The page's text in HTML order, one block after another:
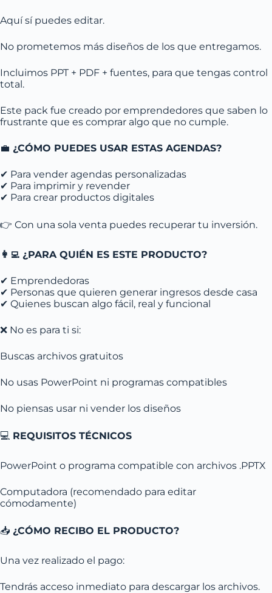
Aquí sí puedes editar.
No prometemos más diseños de los que entregamos.
Incluimos PPT + PDF + fuentes, para que tengas control
total.
Este pack fue creado por emprendedores que saben lo
frustrante que es comprar algo que no cumple.
💼 ¿CÓMO PUEDES USAR ESTAS AGENDAS?
✔ Para vender agendas personalizadas
✔ Para imprimir y revender
✔ Para crear productos digitales
👉 Con una sola venta puedes recuperar tu inversión.
👩‍💻 ¿PARA QUIÉN ES ESTE PRODUCTO?
✔ Emprendedoras
✔ Personas que quieren generar ingresos desde casa
✔ Quienes buscan algo fácil, real y funcional
❌ No es para ti si:
Buscas archivos gratuitos
No usas PowerPoint ni programas compatibles
No piensas usar ni vender los diseños
💻 REQUISITOS TÉCNICOS
PowerPoint o programa compatible con archivos .PPTX
Computadora (recomendado para editar
cómodamente)
📥 ¿CÓMO RECIBO EL PRODUCTO?
Una vez realizado el pago:
Tendrás acceso inmediato para descargar los archivos.